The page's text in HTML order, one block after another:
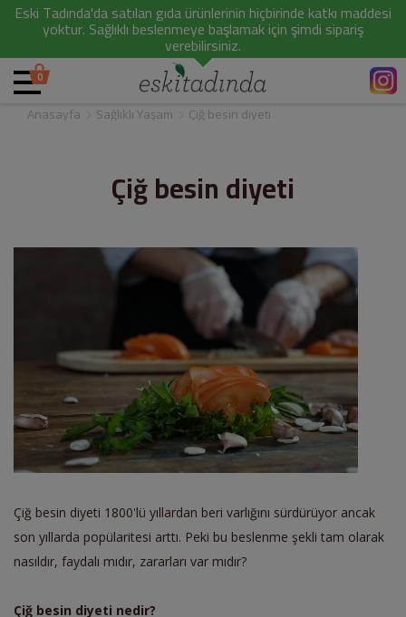
Eski Tadında'da satılan gıda ürünlerinin hiçbirinde katkı maddesi
yoktur. Sağlıklı beslenmeye başlamak için şimdi sipariş
verebilirsiniz.
0
Anasayfa Sağlıklı Yaşam Çiğ besin diyeti
Çiğ besin diyeti
Çiğ besin diyeti 1800'lü yıllardan beri varlığını sürdürüyor ancak
son yıllarda popülaritesi arttı. Peki bu beslenme şekli tam olarak
nasıldır, faydalı mıdır, zararları var mıdır?
Çiğ besin diyeti nedir?